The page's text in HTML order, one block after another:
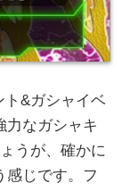
ト&ガシャイベ
力なガシャキ
うが、確かに
感じです。フ